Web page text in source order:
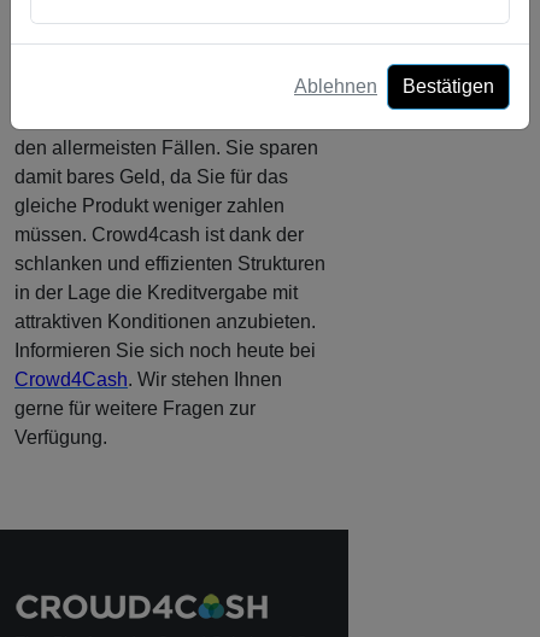
Fazit
den allermeisten Fällen. Sie sparen
damit bares Geld, da Sie für das
gleiche Produkt weniger zahlen
müssen. Crowd4cash ist dank der
schlanken und effizienten Strukturen
in der Lage die Kreditvergabe mit
attraktiven Konditionen anzubieten.
Informieren Sie sich noch heute bei
Crowd4Cash. Wir stehen Ihnen
gerne für weitere Fragen zur
Verfügung.
Ablehnen Bestätigen